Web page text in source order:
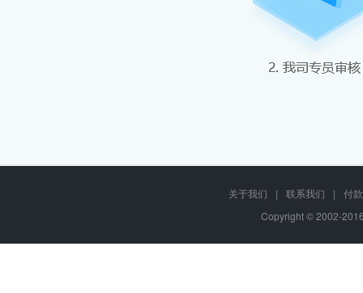
关于我们 | 联系我们 |
付
Copyright © 2002-